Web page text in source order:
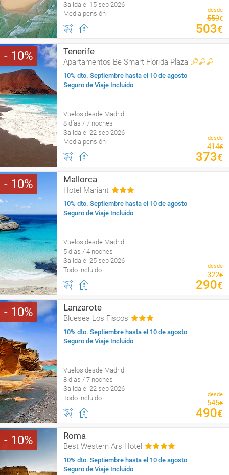
Salida el 15 sep 2026
Media pensión
desde
559€
503€
10 Tenerife
Apartamentos Be Smart Florida Plaza
10% dto. Septiembre hasta el 10 de agosto
Seguro de Viaje Incluido
Vuelos desde Madrid
8 días / 7 noches
Salida el 22 sep 2026
Media pensión
desde
414€
373€
10 Mallorca
Hotel Mariant
10% dto. Septiembre hasta el 10 de agosto
Seguro de Viaje Incluido
Vuelos desde Madrid
5 días / 4 noches
Salida el 25 sep 2026
Todo incluido
desde
322€
290€
10 Lanzarote
Bluesea Los Fiscos
10% dto. Septiembre hasta el 10 de agosto
Seguro de Viaje Incluido
Vuelos desde Madrid
8 días / 7 noches
Salida el 22 sep 2026
Todo incluido
desde
545€
490€
10 Roma
Best Western Ars Hotel
10% dto. Septiembre hasta el 10 de agosto
Seguro de Viaje Incluido